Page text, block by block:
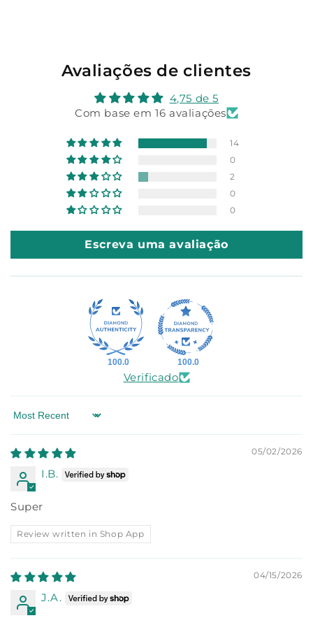
Avaliações de clientes
4,75 de 5
Com base em 16 avaliações
14
0
2
0
0
Escreva uma avaliação
100.0 100.0
Verificado
Sort by
05/02/2026
I.B.
Super
Review written in Shop App
04/15/2026
J.A.